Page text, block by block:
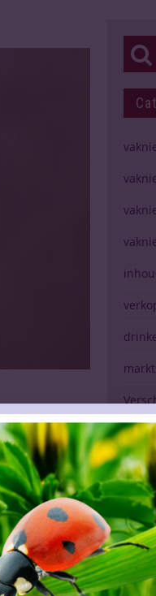
hotelier,
Grange
van 1951
euro.
op. De 71-
De